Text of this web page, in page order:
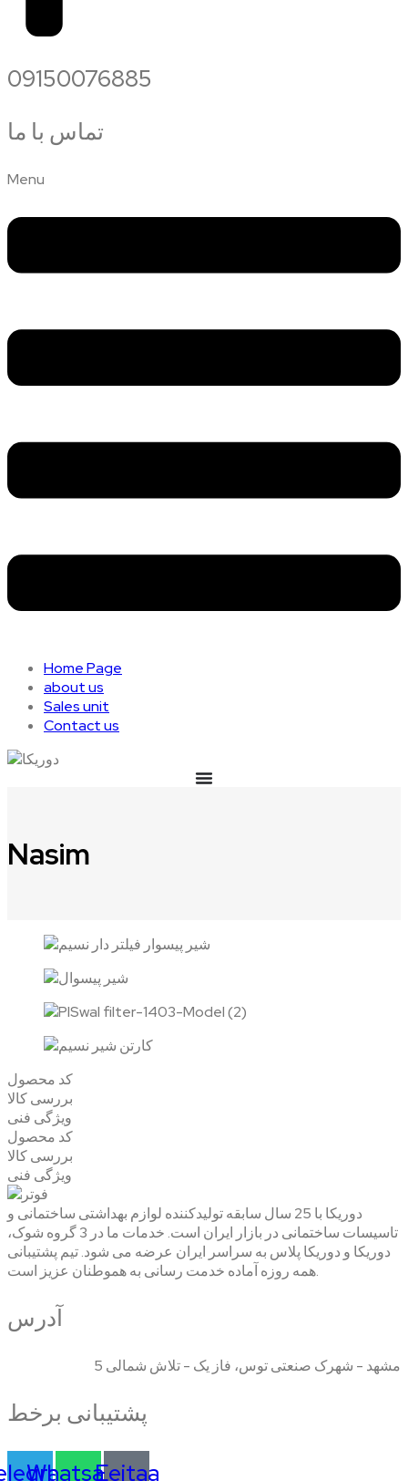
09150076885
تماس با ما
Menu
Home Page
about us
Sales unit
Contact us
Nasim
کد محصول
بررسی کالا
ویژگی فنی
کد محصول
بررسی کالا
ویژگی فنی
دوریکا با 25 سال سابقه تولیدکننده لوازم بهداشتی ساختمانی و
تاسیسات ساختمانی در بازار ایران است. خدمات ما در 3 گروه شوک،
دوریکا و دوریکا پلاس به سراسر ایران عرضه می شود. تیم پشتیبانی
همه روزه آماده خدمت رسانی به هموطنان عزیز است.
آدرس
مشهد - شهرک صنعتی توس، فاز یک - تلاش شمالی 5
پشتیبانی برخط
Whatsapp
Eeitaa